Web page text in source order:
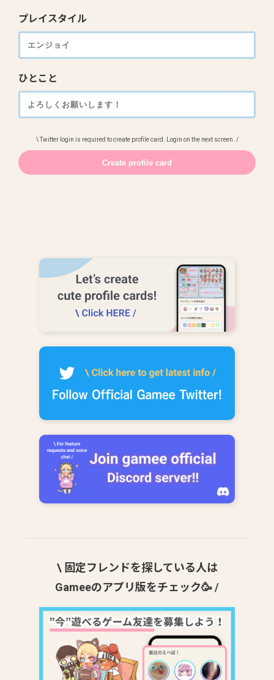
プレイスタイル
ひとこと
\ Twitter login is required to create profile card. Login on the next screen. /
\ 固定フレンドを探している人は
Gameeのアプリ版をチェック🥳 /